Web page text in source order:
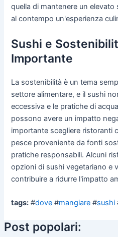
quella di mantenere un
al contempo un'esperienza
Sushi e
Importante
La sostenibilità è un tema
settore alimentare, e il sushi
eccessiva e le pratiche di
possono avere un impatto
importante scegliere ristoranti
pesce proveniente da fonti
pratiche responsabili. Alcuni
opzioni di sushi vegetariano e
contribuire a ridurre l'impatto
tags: #dove #mangiare #sushi
Post popolari: